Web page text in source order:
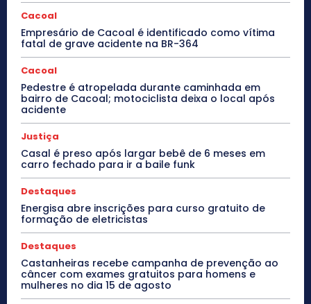
Cacoal
Empresário de Cacoal é identificado como vítima
fatal de grave acidente na BR-364
Cacoal
Pedestre é atropelada durante caminhada em
bairro de Cacoal; motociclista deixa o local após
acidente
Justiça
Casal é preso após largar bebê de 6 meses em
carro fechado para ir a baile funk
Destaques
Energisa abre inscrições para curso gratuito de
formação de eletricistas
Destaques
Castanheiras recebe campanha de prevenção ao
câncer com exames gratuitos para homens e
mulheres no dia 15 de agosto